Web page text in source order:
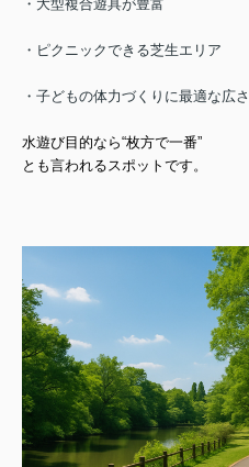
・大型複合遊具が豊富
・ピクニックできる芝生エリア
・子どもの体力づくりに最適な広さ
水遊び目的なら“枚方で一番”
とも言われるスポットです。